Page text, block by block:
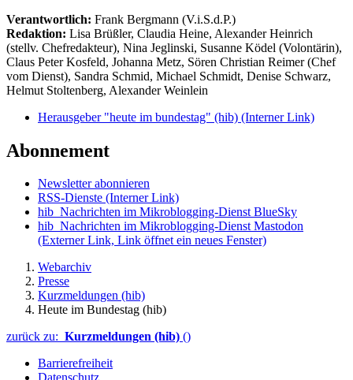
Verantwortlich: Frank Bergmann (V.i.S.d.P.)
Redaktion: Lisa Brüßler, Claudia Heine, Alexander Heinrich
(stellv. Chefredakteur), Nina Jeglinski, Susanne Ködel (Volontärin),
Claus Peter Kosfeld, Johanna Metz, Sören Christian Reimer (Chef
vom Dienst), Sandra Schmid, Michael Schmidt, Denise Schwarz,
Helmut Stoltenberg, Alexander Weinlein
Herausgeber "heute im bundestag" (hib) (Interner Link)
Abonnement
Newsletter abonnieren
RSS-Dienste (Interner Link)
hib_Nachrichten im Mikroblogging-Dienst BlueSky
hib_Nachrichten im Mikroblogging-Dienst Mastodon
(Externer Link, Link öffnet ein neues Fenster)
Webarchiv
Presse
Kurzmeldungen (hib)
Heute im Bundestag (hib)
zurück zu: Kurzmeldungen (hib) ()
Barrierefreiheit